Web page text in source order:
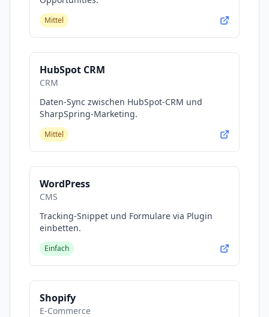
Mittel
HubSpot CRM
CRM
Daten-Sync zwischen HubSpot-CRM und
SharpSpring-Marketing.
Mittel
WordPress
CMS
Tracking-Snippet und Formulare via Plugin
einbetten.
Einfach
Shopify
E-Commerce